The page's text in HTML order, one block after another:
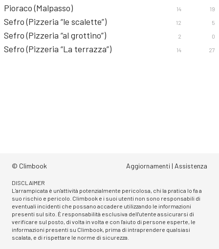
Pioraco (Malpasso) 14 19
Sefro (Pizzeria “le scalette”) 12 5
Sefro (Pizzeria “al grottino”) 2 0
Sefro (Pizzeria “La terrazza”) 14 27
© Climbook Aggiornamenti | Assistenza
DISCLAIMER
L'arrampicata è un'attività potenzialmente pericolosa, chi la pratica lo fa a
suo rischio e pericolo. Climbook e i suoi utenti non sono responsabili di
eventuali incidenti che possano accadere utilizzando le informazioni
presenti sul sito. È responsabilità esclusiva dell'utente assicurarsi di
verificare sul posto, di volta in volta e con l'aiuto di persone esperte, le
informazioni presenti su Climbook, prima di intraprendere qualsiasi
scalata, e di rispettare le norme di sicurezza.